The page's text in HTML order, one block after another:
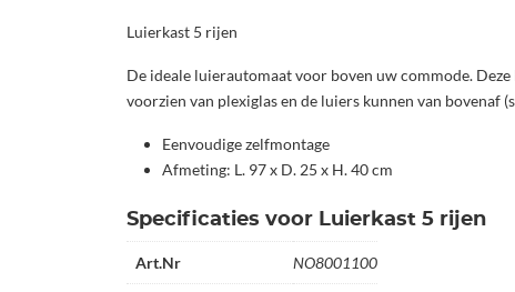
Luierkast 5 rijen
De ideale luierautomaat voor boven uw commode.
voorzien van plexiglas en de luiers kunnen van bovenaf
Eenvoudige zelfmontage
Afmeting: L. 97 x D. 25 x H. 40 cm
Specificaties voor Luierkast 5 rijen
Art.Nr NO8001100